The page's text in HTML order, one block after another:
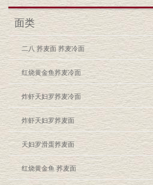
面类
二八 荞麦面 荞麦冷面
红烧黄金鱼荞麦冷面
炸虾天妇罗荞麦冷面
炸虾天妇罗荞麦面
天妇罗滑蛋荞麦面
红烧黄金鱼 荞麦面